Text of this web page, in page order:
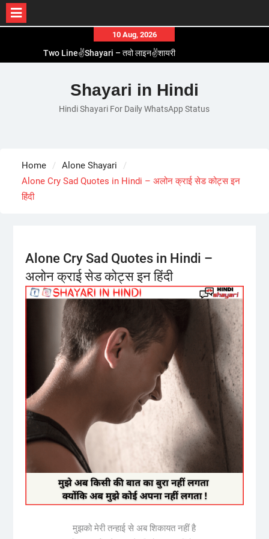
content
10 Aug, 2026
Two Line✌️Shayari – तवो लाइन✌️शायरी
Romantic Love😽Status – रोमांटिक लव😽स्टेटस
Love🥳Poetry In Hindi – लव🥳पोएट्री इन हिंदी
1 Line☝️Shayari In Hindi – १ लाइन☝️शायरी इन हिंदी
Shayari in Hindi
Hindi Shayari For Daily WhatsApp Status
Home
Alone Shayari
Alone Cry Sad Quotes in Hindi – अलोन क्राई सेड कोट्स इन
हिंदी
Alone Cry Sad Quotes in Hindi –
अलोन क्राई सेड कोट्स इन हिंदी
मुझको मेरी तन्हाई से अब शिकायत नहीं है